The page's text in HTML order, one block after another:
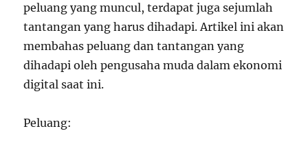
peluang yang muncul, terdapat juga sejumlah
tantangan yang harus dihadapi. Artikel ini akan
membahas peluang dan tantangan yang
dihadapi oleh pengusaha muda dalam ekonomi
digital saat ini.
Peluang: